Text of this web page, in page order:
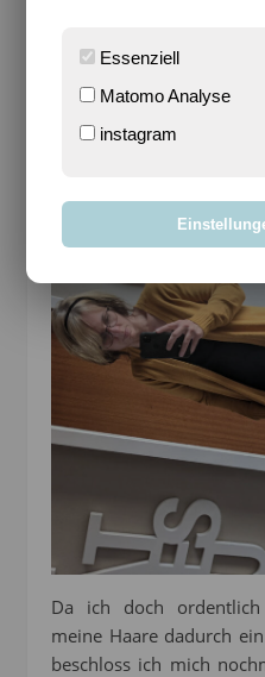
Das Essen, was
weil Zutaten nicht da
Essen nämlich sehr,
könnt.
Da ich doch
meine Haare dadurch
beschloss ich mich
Essenziell
Matomo Analyse
instagram